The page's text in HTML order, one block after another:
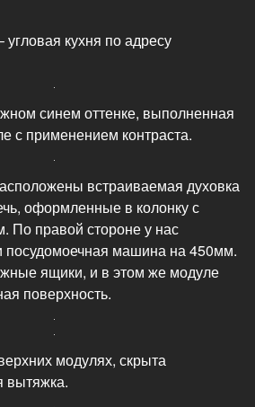
кухня по адресу
синем оттенке, выполненная
с применением контраста.
встраиваемая духовка
оформленные в колонку с
По правой стороне у нас
посудомоечная машина на 450мм.
ящики, и в этом же модуле
поверхность.
модулях, скрыта
вытяжка.